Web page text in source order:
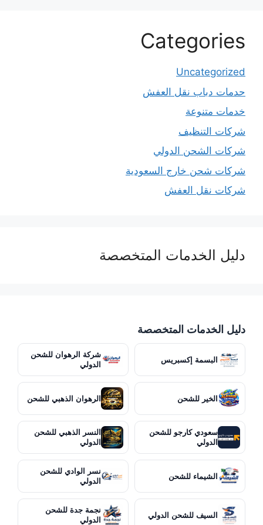
Categories
Uncategorized
حدمات دباب نقل العفش
خدمات متنوعة
شركات التنظيف
شركات الشحن الدولي
شركات شحن خارج السعودية
شركات نقل العفش
دليل الخدمات المتخصصة
دليل الخدمات المتخصصة
البسمة إكسبريس
شركة الرهوان للشحن
الدولي
الخير للشحن الرهوان الذهبي للشحن
سعودي كارجو للشحن
الدولي
النسر الذهبي للشحن
الدولي
الشيماء للشحن
نسر الوادي للشحن
الدولي
السيف للشحن الدولي
نجمة جدة للشحن
الدولي